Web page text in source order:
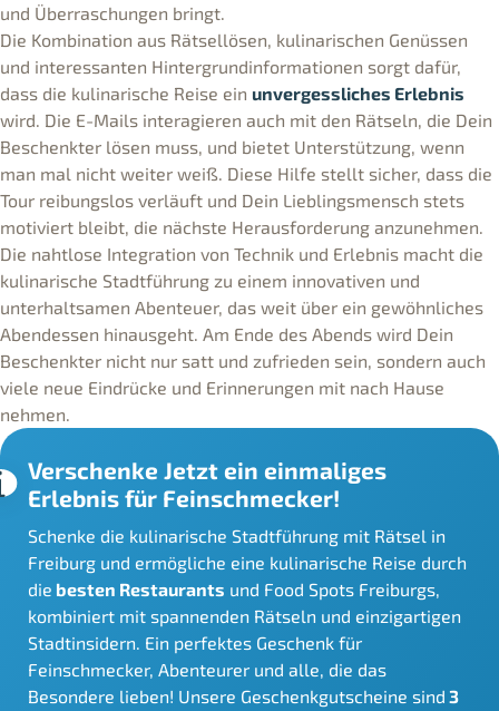
und Überraschungen bringt.
Die Kombination aus Rätsellösen, kulinarischen Genüssen
und interessanten Hintergrundinformationen sorgt dafür,
dass die kulinarische Reise ein unvergessliches Erlebnis
wird. Die E-Mails interagieren auch mit den Rätseln, die Dein
Beschenkter lösen muss, und bietet Unterstützung, wenn
man mal nicht weiter weiß. Diese Hilfe stellt sicher, dass die
Tour reibungslos verläuft und Dein Lieblingsmensch stets
motiviert bleibt, die nächste Herausforderung anzunehmen.
Die nahtlose Integration von Technik und Erlebnis macht die
kulinarische Stadtführung zu einem innovativen und
unterhaltsamen Abenteuer, das weit über ein gewöhnliches
Abendessen hinausgeht. Am Ende des Abends wird Dein
Beschenkter nicht nur satt und zufrieden sein, sondern auch
viele neue Eindrücke und Erinnerungen mit nach Hause
nehmen.
Verschenke Jetzt ein einmaliges
Erlebnis für Feinschmecker!
Schenke die kulinarische Stadtführung mit Rätsel in
Freiburg und ermögliche eine kulinarische Reise durch
die besten Restaurants und Food Spots Freiburgs,
kombiniert mit spannenden Rätseln und einzigartigen
Stadtinsidern. Ein perfektes Geschenk für
Feinschmecker, Abenteurer und alle, die das
Besondere lieben! Unsere Geschenkgutscheine sind 3